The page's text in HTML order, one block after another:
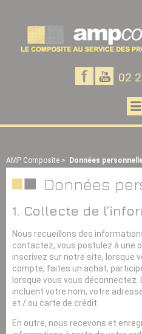
Notre
page
Notre
chaine
Youtube
02
AMP Composite > Données
Données
1. Collecte de
Nous recueillons des
contactez, vous postulez à une
inscrivez sur notre site, lorsque
compte, faites un achat,
lorsque vous vous
incluent votre nom, votre
et / ou carte de crédit.
En outre, nous recevons et